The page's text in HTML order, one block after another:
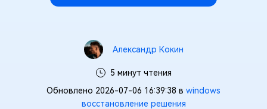
Александр Кокин
5 минут чтения
Обновлено 2026-07-06 16:39:38 в windows
восстановление решения